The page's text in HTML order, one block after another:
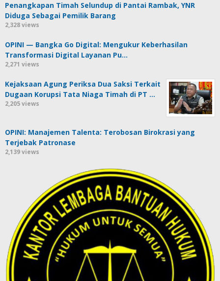
Penangkapan Timah Selundup di Pantai Rambak, YNR
Diduga Sebagai Pemilik Barang
2,328 views
OPINI — Bangka Go Digital: Mengukur Keberhasilan
Transformasi Digital Layanan Pu…
2,271 views
Kejaksaan Agung Periksa Dua Saksi Terkait
Dugaan Korupsi Tata Niaga Timah di PT …
2,205 views
OPINI: Manajemen Talenta: Terobosan Birokrasi yang
Terjebak Patronase
2,139 views